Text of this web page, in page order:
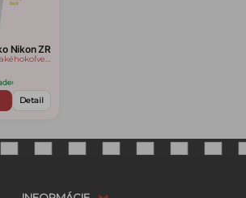
Nikon ZR
›
Detail